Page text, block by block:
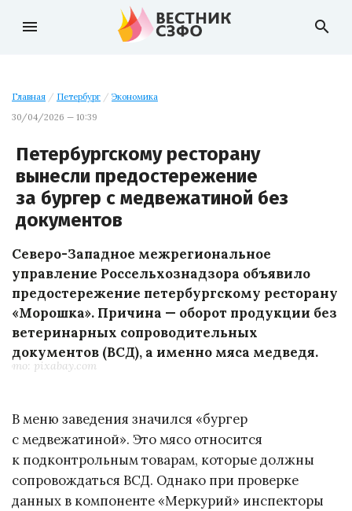
menu search
Главная / Петербург / Экономика
30/04/2026 — 10:39
Петербургскому ресторану
вынесли предостережение
за бургер с медвежатиной без
документов
Северо-Западное межрегиональное
управление Россельхознадзора объявило
предостережение петербургскому ресторану
«Морошка». Причина — оборот продукции без
ветеринарных сопроводительных
документов (ВСД), а именно мяса медведя.
pixabay.com
В меню заведения значился «бургер
с медвежатиной». Это мясо относится
к подконтрольным товарам, которые должны
сопровождаться ВСД. Однако при проверке
данных в компоненте «Меркурий» инспекторы